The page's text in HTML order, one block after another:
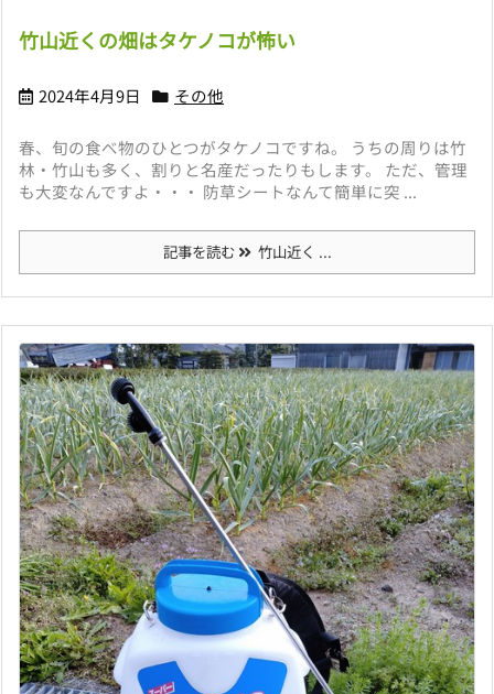
竹山近くの畑はタケノコが怖い
2024年4月9日 その他
春、旬の食べ物のひとつがタケノコですね。 うちの周りは竹
林・竹山も多く、割りと名産だったりもします。 ただ、管理
も大変なんですよ・・・ 防草シートなんて簡単に突 ...
記事を読む 竹山近く ...